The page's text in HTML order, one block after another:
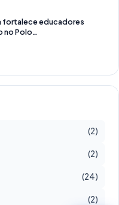
fortalece educadores
no Polo…
(2)
(2)
(24)
(2)